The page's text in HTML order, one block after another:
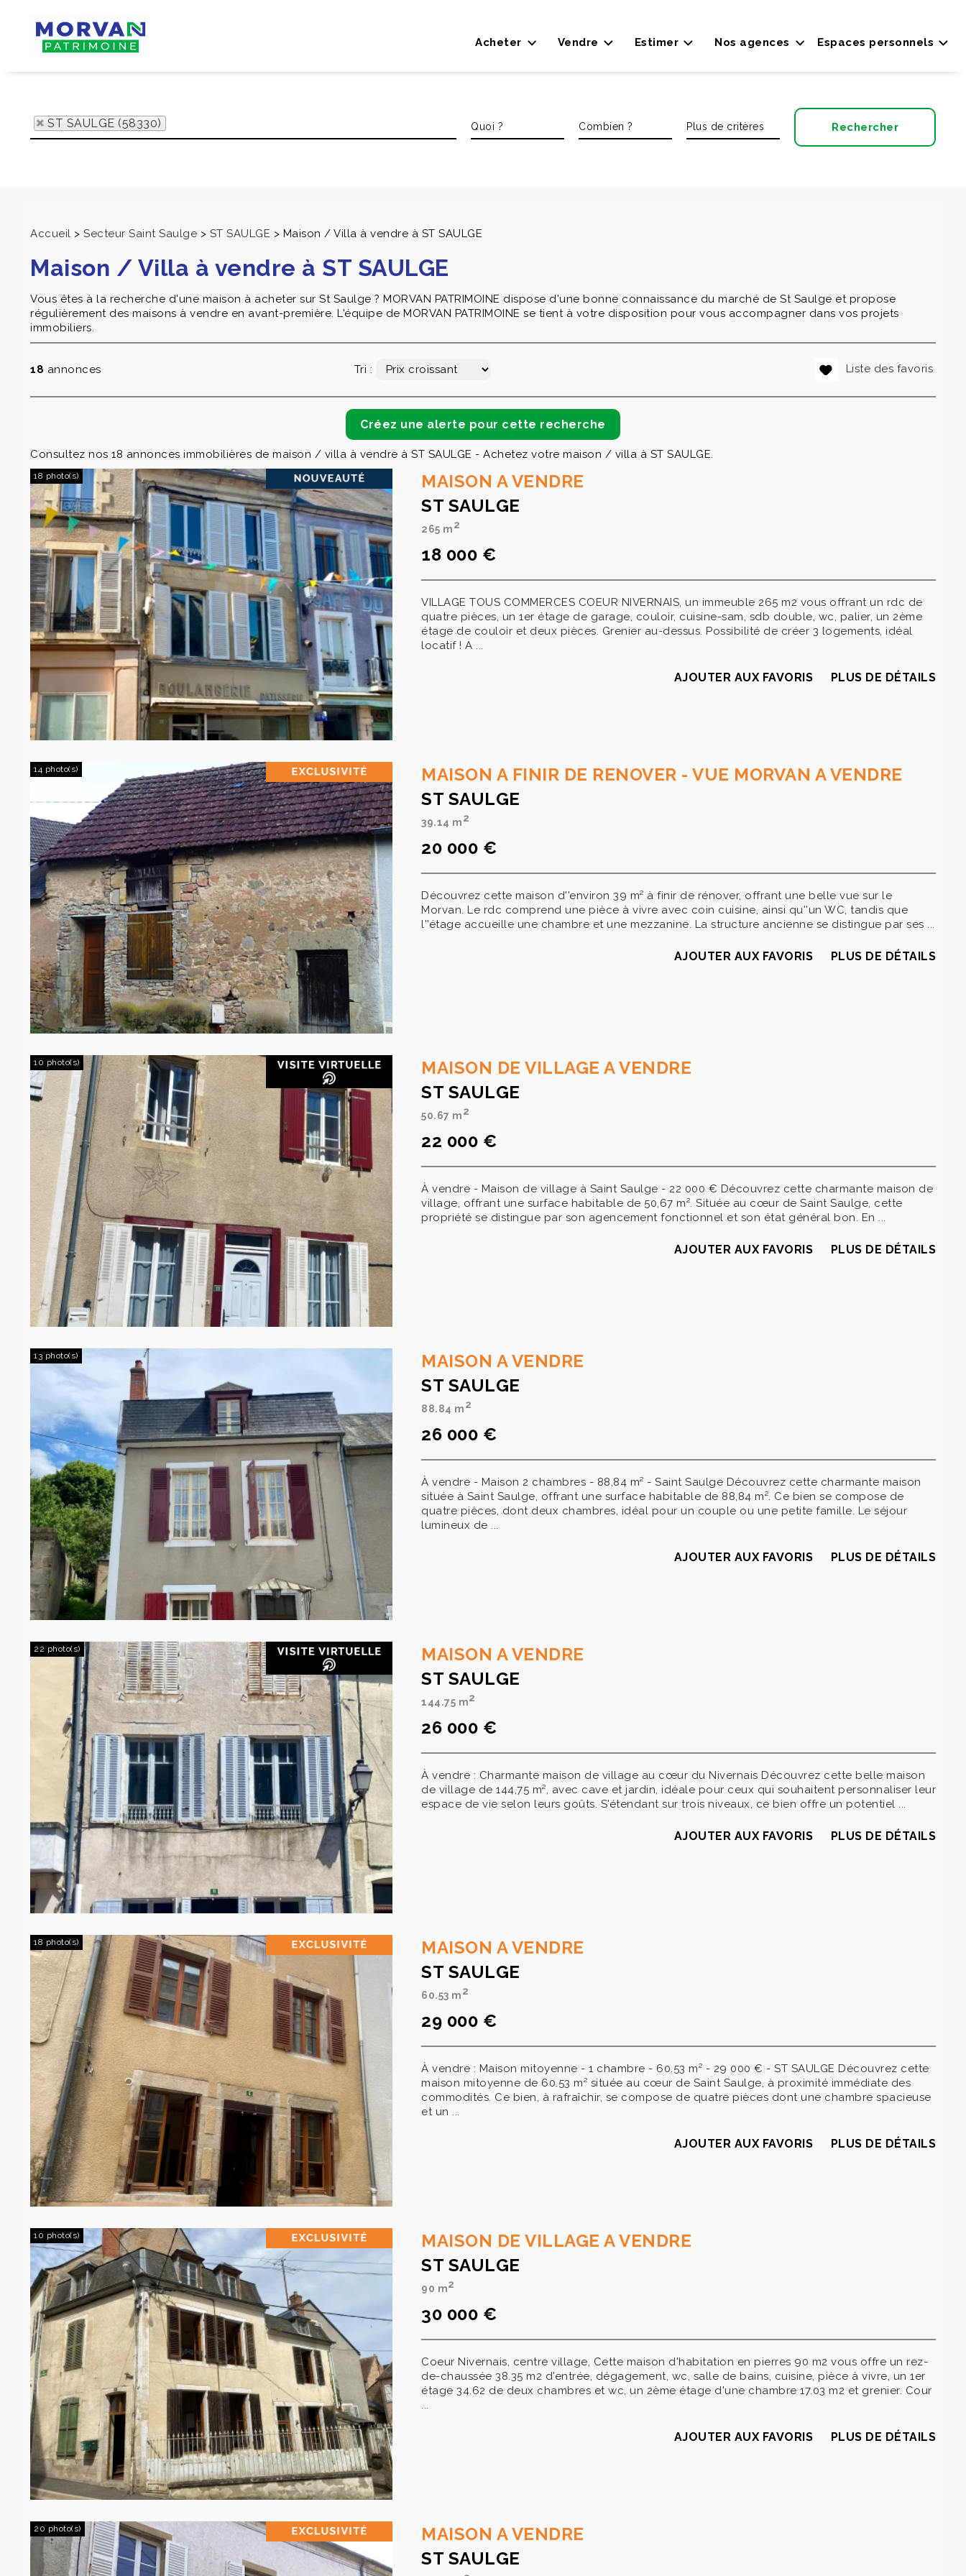
Espaces personnels
Acheter Vendre Estimer Nos agences
ST SAULGE (58330)
Accueil > Secteur Saint Saulge > ST SAULGE > Maison / Villa à vendre à ST SAULGE
Maison / Villa à vendre à ST SAULGE
Vous êtes à la recherche d'une maison à acheter sur St Saulge ? MORVAN PATRIMOINE dispose d'une bonne connaissance du marché de St Saulge et propose
régulièrement des maisons à vendre en avant-première. L'équipe de MORVAN PATRIMOINE se tient à votre disposition pour vous accompagner dans vos projets
immobiliers.
18 annonces Tri : Liste des favoris
Consultez nos 18 annonces immobilières de maison / villa à vendre à ST SAULGE - Achetez votre maison / villa à ST SAULGE.
18 photo(s)
MAISON A VENDRE
ST SAULGE
265 m2
18 000 €
VILLAGE TOUS COMMERCES COEUR NIVERNAIS, un immeuble 265 m2 vous offrant un rdc de
quatre pièces, un 1er étage de garage, couloir, cuisine-sam, sdb double, wc, palier, un 2ème
étage de couloir et deux pièces. Grenier au-dessus. Possibilité de créer 3 logements, idéal
locatif ! A ...
AJOUTER AUX FAVORIS PLUS DE DÉTAILS
14 photo(s)
MAISON A FINIR DE RENOVER - VUE MORVAN A VENDRE
ST SAULGE
39.14 m2
20 000 €
Découvrez cette maison d''environ 39 m² à finir de rénover, offrant une belle vue sur le
Morvan. Le rdc comprend une pièce à vivre avec coin cuisine, ainsi qu''un WC, tandis que
l''étage accueille une chambre et une mezzanine. La structure ancienne se distingue par ses ...
AJOUTER AUX FAVORIS PLUS DE DÉTAILS
10 photo(s)
MAISON DE VILLAGE A VENDRE
ST SAULGE
50.67 m2
22 000 €
À vendre - Maison de village à Saint Saulge - 22 000 € Découvrez cette charmante maison de
village, offrant une surface habitable de 50,67 m². Située au cœur de Saint Saulge, cette
propriété se distingue par son agencement fonctionnel et son état général bon. En ...
AJOUTER AUX FAVORIS PLUS DE DÉTAILS
13 photo(s)
MAISON A VENDRE
ST SAULGE
88.84 m2
26 000 €
À vendre - Maison 2 chambres - 88,84 m² - Saint Saulge Découvrez cette charmante maison
située à Saint Saulge, offrant une surface habitable de 88,84 m². Ce bien se compose de
quatre pièces, dont deux chambres, idéal pour un couple ou une petite famille. Le séjour
lumineux de ...
AJOUTER AUX FAVORIS PLUS DE DÉTAILS
22 photo(s)
MAISON A VENDRE
ST SAULGE
144.75 m2
26 000 €
À vendre : Charmante maison de village au cœur du Nivernais Découvrez cette belle maison
de village de 144,75 m², avec cave et jardin, idéale pour ceux qui souhaitent personnaliser leur
espace de vie selon leurs goûts. S'étendant sur trois niveaux, ce bien offre un potentiel ...
AJOUTER AUX FAVORIS PLUS DE DÉTAILS
18 photo(s)
MAISON A VENDRE
ST SAULGE
60.53 m2
29 000 €
À vendre : Maison mitoyenne - 1 chambre - 60.53 m² - 29 000 € - ST SAULGE Découvrez cette
maison mitoyenne de 60.53 m² située au cœur de Saint Saulge, à proximité immédiate des
commodités. Ce bien, à rafraîchir, se compose de quatre pièces dont une chambre spacieuse
et un ...
AJOUTER AUX FAVORIS PLUS DE DÉTAILS
10 photo(s)
MAISON DE VILLAGE A VENDRE
ST SAULGE
90 m2
30 000 €
Coeur Nivernais, centre village, Cette maison d'habitation en pierres 90 m2 vous offre un rez-
de-chaussée 38.35 m2 d'entrée, dégagement, wc, salle de bains, cuisine, pièce à vivre, un 1er
étage 34.62 de deux chambres et wc, un 2ème étage d'une chambre 17.03 m2 et grenier. Cour
...
AJOUTER AUX FAVORIS PLUS DE DÉTAILS
20 photo(s)
MAISON A VENDRE
ST SAULGE